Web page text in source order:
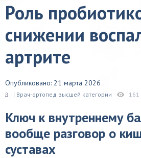
Роль
снижении
артрите
Опубликовано: 21 марта 2026
| Врач-ортопед высшей категории 161
Ключ к внутреннему
вообще разговор о
суставах